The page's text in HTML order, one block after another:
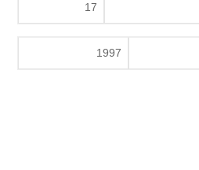
17
1997